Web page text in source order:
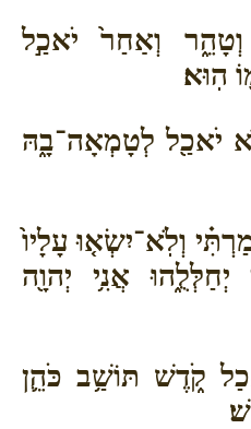
וְאַחַר֙ יֹאכַ֣ל
הֽוּא׃
יֹאכַ֖ל לְטָמְאָה־בָ֑הּ
וְלֹֽא־יִשְׂא֤וּ עָלָיו֙
אֲנִ֥י יְהוָ֖ה
קֹ֑דֶשׁ תּוֹשַׁ֥ב כֹּהֵ֛ן